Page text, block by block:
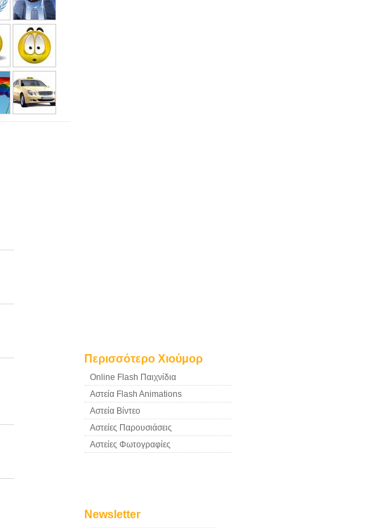
Περισσότερο Χιούμορ
Online Flash Παιχνίδια
Αστεία Flash Animations
Αστεία Βίντεο
Αστείες Παρουσιάσεις
Αστείες Φωτογραφίες
Newsletter